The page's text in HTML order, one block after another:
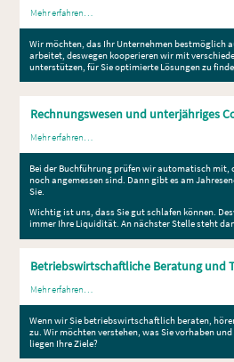
Mehr erfahren…
Wir möchten, das Ihr Unternehmen
arbeitet, deswegen kooperieren wir mit
unterstützen, für Sie optimierte Lösungen zu
Rechnungswesen und unterjähriges
Mehr erfahren…
Bei der Buchführung prüfen wir automatisch mit,
noch angemessen sind. Dann gibt es am
Sie.
Wichtig ist uns, dass Sie gut schlafen können.
immer Ihre Liquidität. An nächster Stelle steht
Betriebswirtschaftliche Beratung und
Mehr erfahren…
Wenn wir Sie betriebswirtschaftlich beraten,
zu. Wir möchten verstehen, was Sie vorhaben
liegen Ihre Ziele?